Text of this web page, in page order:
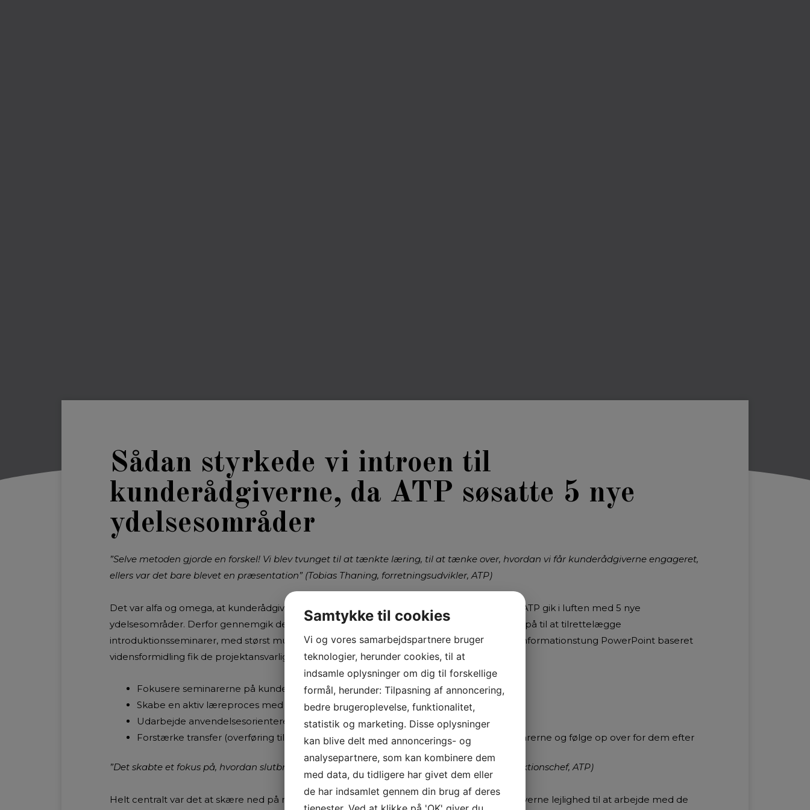
Sådan styrkede vi introen til
kunderådgiverne, da ATP søsatte 5 nye
ydelsesområder
”Selve metoden gjorde en forskel! Vi blev tvunget til at tænkte læring, til at tænke over, hvordan vi får kunderådgiverne engageret,
ellers var det bare blevet en præsentation” (Tobias Thaning, forretningsudvikler, ATP)
Det var alfa og omega, at kunderådgiverne var klar til at tage telefonen den første dag, da ATP gik i luften med 5 nye
ydelsesområder. Derfor gennemgik de projektansvarlige et kort forløb, hvor de blev klædt på til at tilrettelægge
introduktionsseminarer, med størst mulig brugsværdi for kunderådgiverne. I stedet for en informationstung PowerPoint baseret
vidensformidling fik de projektansvarlige værktøj til og sparring på at …
Fokusere seminarerne på kunderådgivernes anvendelsessituationer
Skabe en aktiv læreproces med brug af cases, opgaver og eksempler
Udarbejde anvendelsesorienteret og pointefokuseret undervisningsmateriale
Forstærke transfer (overføring til praksis) ved at involvere kunderådgiverne før seminarerne og følge op over for dem efter
”Det skabte et fokus på, hvordan slutbrugeren får mest ud af det” (Peter Tranto Bräuner, sektionschef, ATP)
Helt centralt var det at skære ned på mængden af information og i stedet give kunderådgiverne lejlighed til at arbejde med de
Samtykke til cookies
Vi og vores samarbejdspartnere bruger
teknologier, herunder cookies, til at
indsamle oplysninger om dig til forskellige
formål, herunder: Tilpasning af annoncering,
bedre brugeroplevelse, funktionalitet,
statistik og marketing. Disse oplysninger
kan blive delt med annoncerings- og
analysepartnere, som kan kombinere dem
med data, du tidligere har givet dem eller
de har indsamlet gennem din brug af deres